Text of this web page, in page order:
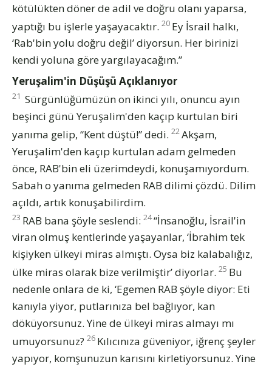
kötülükten döner de adil ve doğru olanı yaparsa,
yaptığı bu işlerle yaşayacaktır. 20 Ey İsrail halkı,
‘Rab'bin yolu doğru değil’ diyorsun. Her birinizi
kendi yoluna göre yargılayacağım.”
Yeruşalim'in Düşüşü Açıklanıyor
21 Sürgünlüğümüzün on ikinci yılı, onuncu ayın
beşinci günü Yeruşalim'den kaçıp kurtulan biri
yanıma gelip, “Kent düştü!” dedi. 22Akşam,
Yeruşalim'den kaçıp kurtulan adam gelmeden
önce, RAB'bin eli üzerimdeydi, konuşamıyordum.
Sabah o yanıma gelmeden RAB dilimi çözdü. Dilim
açıldı, artık konuşabilirdim.
23 RAB bana şöyle seslendi: 24“İnsanoğlu, İsrail'in
viran olmuş kentlerinde yaşayanlar, ‘İbrahim tek
kişiyken ülkeyi miras almıştı. Oysa biz kalabalığız,
ülke miras olarak bize verilmiştir’ diyorlar. 25 Bu
nedenle onlara de ki, ‘Egemen RAB şöyle diyor: Eti
kanıyla yiyor, putlarınıza bel bağlıyor, kan
döküyorsunuz. Yine de ülkeyi miras almayı mı
umuyorsunuz? 26 Kılıcınıza güveniyor, iğrenç şeyler
yapıyor, komşunuzun karısını kirletiyorsunuz. Yine